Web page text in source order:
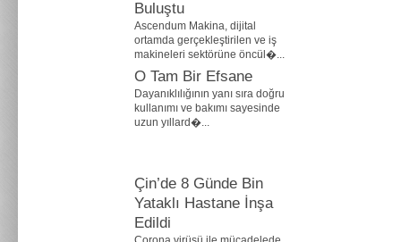
Buluştu
Ascendum Makina, dijital
ortamda gerçekleştirilen ve iş
makineleri sektörüne öncül�...
O Tam Bir Efsane
Dayanıklılığının yanı sıra doğru
kullanımı ve bakımı sayesinde
uzun yıllard�...
Çin’de 8 Günde Bin
Yataklı Hastane İnşa
Edildi